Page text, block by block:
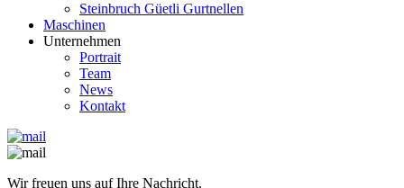
Steinbruch Güetli Gurtnellen
Maschinen
Unternehmen
Portrait
Team
News
Kontakt
Wir freuen uns auf Ihre Nachricht.